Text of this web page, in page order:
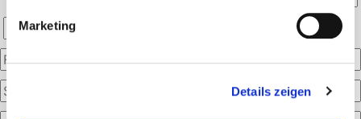
Marketing
Details zeigen